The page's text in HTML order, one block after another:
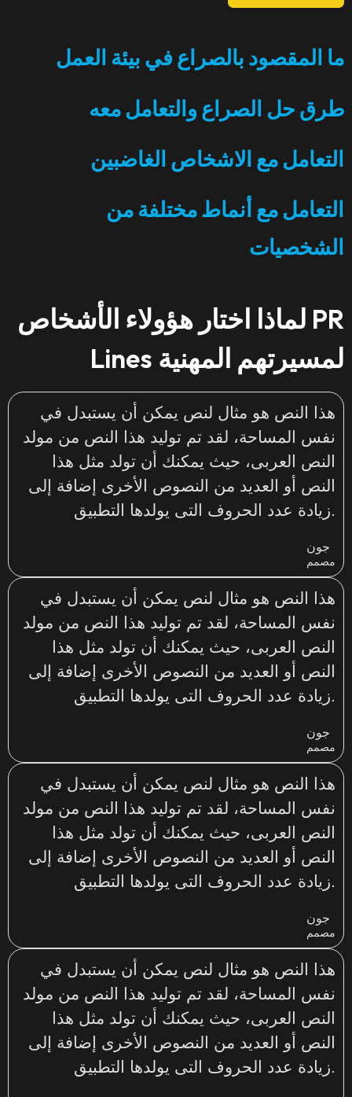
ما المقصود بالصراع في بيئة العمل
طرق حل الصراع والتعامل معه
التعامل مع الاشخاص الغاضبين
التعامل مع أنماط مختلفة من
الشخصيات
لماذا اختار هؤولاء الأشخاص PR
Lines لمسيرتهم المهنية
هذا النص هو مثال لنص يمكن أن يستبدل في
نفس المساحة، لقد تم توليد هذا النص من مولد
النص العربى، حيث يمكنك أن تولد مثل هذا
النص أو العديد من النصوص الأخرى إضافة إلى
زيادة عدد الحروف التى يولدها التطبيق.
جون
مصمم
هذا النص هو مثال لنص يمكن أن يستبدل في
نفس المساحة، لقد تم توليد هذا النص من مولد
النص العربى، حيث يمكنك أن تولد مثل هذا
النص أو العديد من النصوص الأخرى إضافة إلى
زيادة عدد الحروف التى يولدها التطبيق.
جون
مصمم
هذا النص هو مثال لنص يمكن أن يستبدل في
نفس المساحة، لقد تم توليد هذا النص من مولد
النص العربى، حيث يمكنك أن تولد مثل هذا
النص أو العديد من النصوص الأخرى إضافة إلى
زيادة عدد الحروف التى يولدها التطبيق.
جون
مصمم
هذا النص هو مثال لنص يمكن أن يستبدل في
نفس المساحة، لقد تم توليد هذا النص من مولد
النص العربى، حيث يمكنك أن تولد مثل هذا
النص أو العديد من النصوص الأخرى إضافة إلى
زيادة عدد الحروف التى يولدها التطبيق.